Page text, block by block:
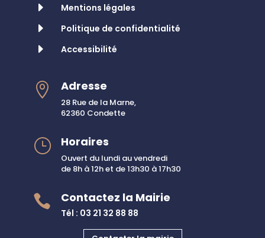
E
Mentions légales
E Politique de confidentialité
E Accessibilité
 Adresse
28 Rue de la Marne,
62360 Condette
} Horaires
Ouvert du lundi au vendredi
de 8h à 12h et de 13h30 à 17h30
 Contactez la Mairie
Tél : 03 21 32 88 88